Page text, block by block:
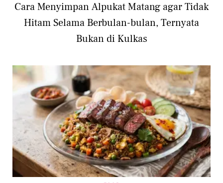
Cara Menyimpan Alpukat Matang agar Tidak
Hitam Selama Berbulan-bulan, Ternyata
Bukan di Kulkas